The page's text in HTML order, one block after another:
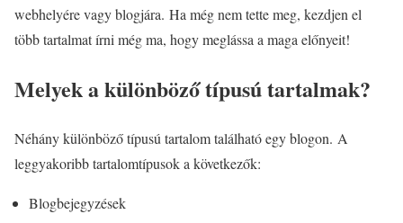
webhelyére vagy blogjára. Ha még nem tette meg, kezdjen el
több tartalmat írni még ma, hogy meglássa a maga előnyeit!
Melyek a különböző típusú tartalmak?
Néhány különböző típusú tartalom található egy blogon. A
leggyakoribb tartalomtípusok a következők:
Blogbejegyzések